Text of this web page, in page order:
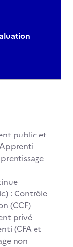
public et
: Contrôle
(CCF)
privé
(CFA et
non